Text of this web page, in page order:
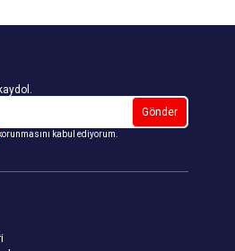
Gönder
kabul ediyorum.